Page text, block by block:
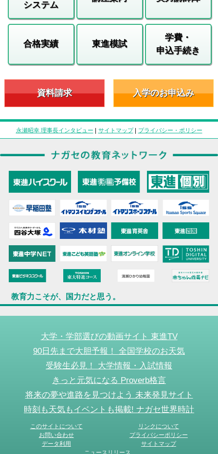
システム
合格実績 東進模試
学費・
申込手続き
資料請求 入学のお申込み
永瀬昭幸 理事長インタビュー | サイトマップ| プライバシー・ポリシー
教育力こそが、国力だと思う。
大学・学部選びの動画サイト 東進TV
90日先まで大胆予報！ 全国学校のお天気
受験生必見！ 大学情報・入試情報
きっと元気になる Proverb格言
将来の夢や進路を見つけよう 未来発見サイト
時刻も天気もイベントも掲載! ナガセ世界時計
このサイトについて
リンクについて
お問い合わせ
プライバシーポリシー
データ利用
サイトマップ
ニュースリリース